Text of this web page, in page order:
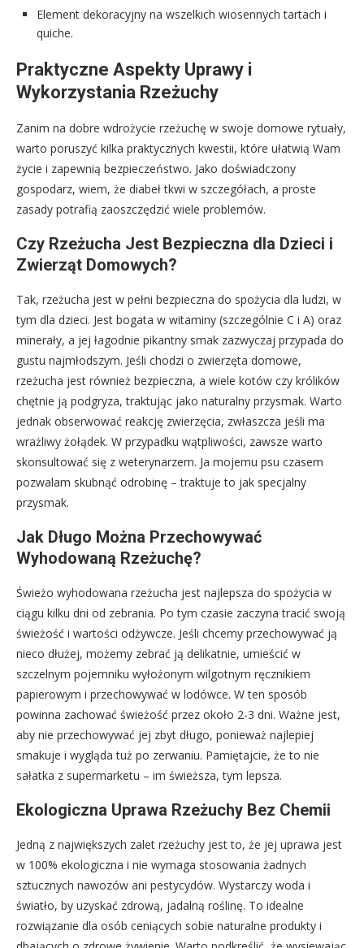
Element dekoracyjny na wszelkich wiosennych tartach i
quiche.
Praktyczne Aspekty Uprawy i
Wykorzystania Rzeżuchy
Zanim na dobre wdrożycie rzeżuchę w swoje domowe rytuały,
warto poruszyć kilka praktycznych kwestii, które ułatwią Wam
życie i zapewnią bezpieczeństwo. Jako doświadczony
gospodarz, wiem, że diabeł tkwi w szczegółach, a proste
zasady potrafią zaoszczędzić wiele problemów.
Czy Rzeżucha Jest Bezpieczna dla Dzieci i
Zwierząt Domowych?
Tak, rzeżucha jest w pełni bezpieczna do spożycia dla ludzi, w
tym dla dzieci. Jest bogata w witaminy (szczególnie C i A) oraz
minerały, a jej łagodnie pikantny smak zazwyczaj przypada do
gustu najmłodszym. Jeśli chodzi o zwierzęta domowe,
rzeżucha jest również bezpieczna, a wiele kotów czy królików
chętnie ją podgryza, traktując jako naturalny przysmak. Warto
jednak obserwować reakcję zwierzęcia, zwłaszcza jeśli ma
wrażliwy żołądek. W przypadku wątpliwości, zawsze warto
skonsultować się z weterynarzem. Ja mojemu psu czasem
pozwalam skubnąć odrobinę – traktuje to jak specjalny
przysmak.
Jak Długo Można Przechowywać
Wyhodowaną Rzeżuchę?
Świeżo wyhodowana rzeżucha jest najlepsza do spożycia w
ciągu kilku dni od zebrania. Po tym czasie zaczyna tracić swoją
świeżość i wartości odżywcze. Jeśli chcemy przechowywać ją
nieco dłużej, możemy zebrać ją delikatnie, umieścić w
szczelnym pojemniku wyłożonym wilgotnym ręcznikiem
papierowym i przechowywać w lodówce. W ten sposób
powinna zachować świeżość przez około 2-3 dni. Ważne jest,
aby nie przechowywać jej zbyt długo, ponieważ najlepiej
smakuje i wygląda tuż po zerwaniu. Pamiętajcie, że to nie
sałatka z supermarketu – im świeższa, tym lepsza.
Ekologiczna Uprawa Rzeżuchy Bez Chemii
Jedną z największych zalet rzeżuchy jest to, że jej uprawa jest
w 100% ekologiczna i nie wymaga stosowania żadnych
sztucznych nawozów ani pestycydów. Wystarczy woda i
światło, by uzyskać zdrową, jadalną roślinę. To idealne
rozwiązanie dla osób ceniących sobie naturalne produkty i